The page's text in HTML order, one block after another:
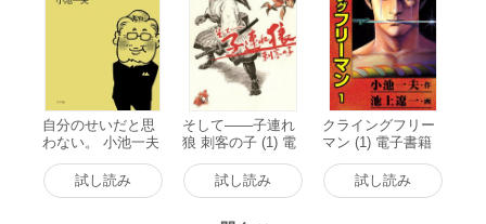
自分のせいだと思
わない。 小池一夫
の人間関係に執着
しない233の言葉
電子書籍版
試し読み
そして――子連れ
狼 刺客の子 (1) 電
子書籍版
試し読み
クライングフリー
マン (1) 電子書籍
試し読み